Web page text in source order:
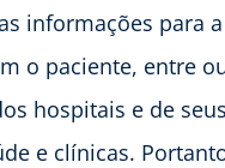
informações para
o paciente, entre
hospitais e de
e clínicas.